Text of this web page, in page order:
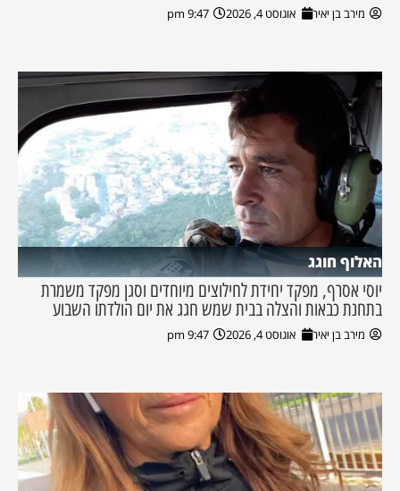
מירב בן יאיר אוגוסט 4, 2026 9:47 pm
האלוף חוגג
יוסי אסרף, מפקד יחידת לחילוצים מיוחדים וסגן מפקד משמרת
בתחנת כבאות והצלה בבית שמש חגג את יום הולדתו השבוע
מירב בן יאיר אוגוסט 4, 2026 9:47 pm